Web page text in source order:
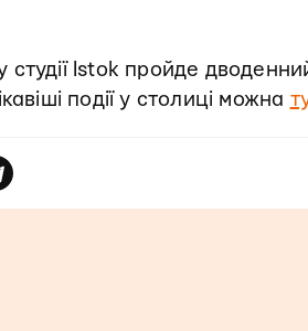
Istok пройде
події у столиці можна